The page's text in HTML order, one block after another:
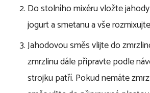
Do stolního mixéru vložte
jogurt a smetanu a vše
Jahodovou směs vlijte do
zmrzlinu dále připravte podle
strojku patří. Pokud nemáte